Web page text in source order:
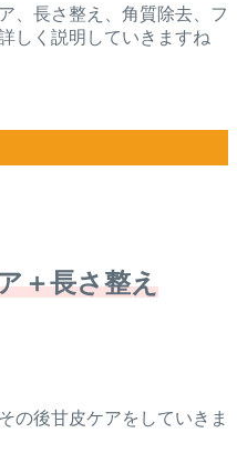
、長さ整え、角質除去、フ
しく説明していきますね
＋長さ整え
の後甘皮ケアをしていきま